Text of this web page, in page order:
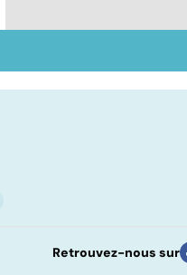
complexe
Retrouvez-nous sur